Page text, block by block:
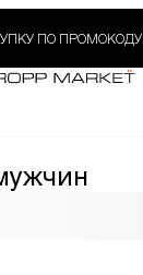
ПО ПРОМОКОДУ